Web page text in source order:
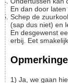
En dan door
Schep de zuurkool op de borden, drapeer de druiven eromheen
(sap dus niet) en
En desgewenst
erbij. Eet
1) Ja, we gaan hier ernstig in overtreding tegen onze principes,